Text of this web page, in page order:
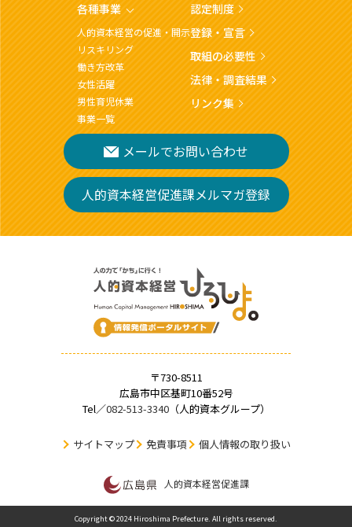
各種事業
人的資本経営の促進・開示
リスキリング
働き方改革
女性活躍
男性育児休業
事業一覧
認定制度
登録・宣言
取組の必要性
法律・調査結果
リンク集
メールでお問い合わせ
人的資本経営促進課メルマガ登録
〒730-8511
広島市中区基町10番52号
Tel／082-513-3340（人的資本グループ）
サイトマップ 免責事項 個人情報の取り扱い
人的資本経営促進課
Copyright © 2024 Hiroshima Prefecture. All rights reserved.